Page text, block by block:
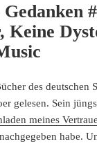
Keine
des deutschen
gelesen. Sein
meines
habe.